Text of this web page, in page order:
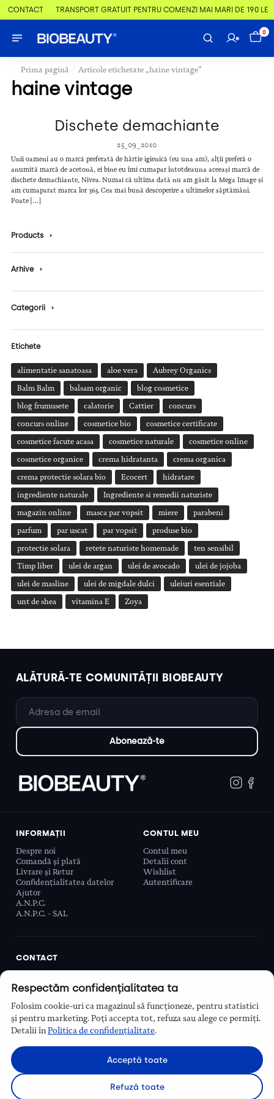
CONTACT TRANSPORT GRATUIT PENTRU COMENZI MAI MARI DE 190 LEI
0
Prima pagină / Articole etichetate „haine vintage”
haine vintage
Dischete demachiante
25_09_2010
Unii oameni au o marcă preferată de hârtie igienică (eu una am), alții preferă o
anumită marcă de acetonă, ei bine eu îmi cumapar întotdeauna aceeași marcă de
dischete demachiante, Nivea. Numai că ultima dată nu am găsit la Mega Image și
am cumaparat marca lor 365. Cea mai bună descoperire a ultimelor săptămâni.
Poate […]
Products ›
Arhive ›
Categorii ›
Etichete
alimentatie sanatoasa aloe vera Aubrey Organics
Balm Balm balsam organic blog cosmetice
blog frumusete calatorie Cattier concurs
concurs online cosmetice bio cosmetice certificate
cosmetice facute acasa cosmetice naturale cosmetice online
cosmetice organice crema hidratanta crema organica
crema protectie solara bio Ecocert hidratare
ingrediente naturale Ingrediente si remedii naturiste
magazin online masca par vopsit miere parabeni
parfum par uscat par vopsit produse bio
protectie solara retete naturiste homemade ten sensibil
Timp liber ulei de argan ulei de avocado ulei de jojoba
ulei de masline ulei de migdale dulci uleiuri esentiale
unt de shea vitamina E Zoya
ALĂTURĂ-TE COMUNITĂȚII BIOBEAUTY
INFORMAȚII
Despre noi
Comandă și plată
Livrare și Retur
Confidențialitatea datelor
Ajutor
A.N.P.C.
A.N.P.C. - SAL
CONTUL MEU
Contul meu
Detalii cont
Wishlist
Autentificare
CONTACT
Sector 6, București, România
Program
Luni–Vineri, 9:00 – 16:00
Respectăm confidențialitatea ta
Folosim cookie-uri ca magazinul să funcționeze, pentru statistici
și pentru marketing. Poți accepta tot, refuza sau alege ce permiți.
Detalii înPolitica de confidențialitate.
Acceptă toate
Refuză toate